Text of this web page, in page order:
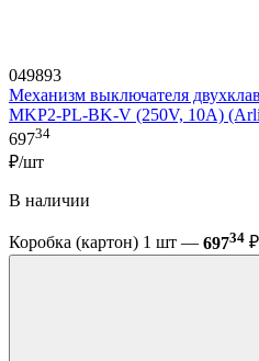
049893
Механизм выключателя
MKP2-PL-BK-V (250V, 10A)
69734
₽/шт
В наличии
Коробка (картон) 1 шт — 69734 ₽